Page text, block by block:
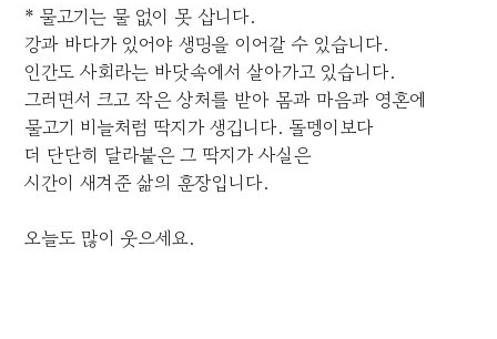
* 물고기는 물 없이 못 삽니다.
강과 바다가 있어야 생명을 이어갈 수 있습니다.
인간도 사회라는 바닷속에서 살아가고 있습니다.
그러면서 크고 작은 상처를 받아 몸과 마음과 영혼에
물고기 비늘처럼 딱지가 생깁니다. 돌멩이보다
더 단단히 달라붙은 그 딱지가 사실은
시간이 새겨준 삶의 훈장입니다.
오늘도 많이 웃으세요.